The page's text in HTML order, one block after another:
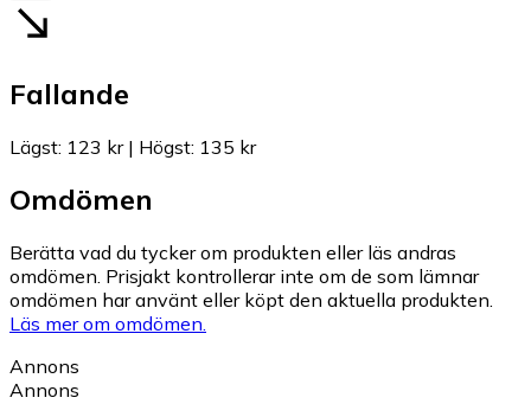
Fallande
Lägst: 123 kr| Högst: 135 kr
Omdömen
Berätta vad du tycker om produkten eller läs andras
omdömen. Prisjakt kontrollerar inte om de som lämnar
omdömen har använt eller köpt den aktuella produkten.
Läs mer om omdömen.
Annons
Annons